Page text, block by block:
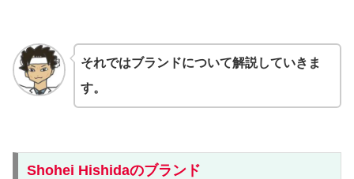
それではブランドについて解説していきま
す。
Shohei Hishidaのブランド